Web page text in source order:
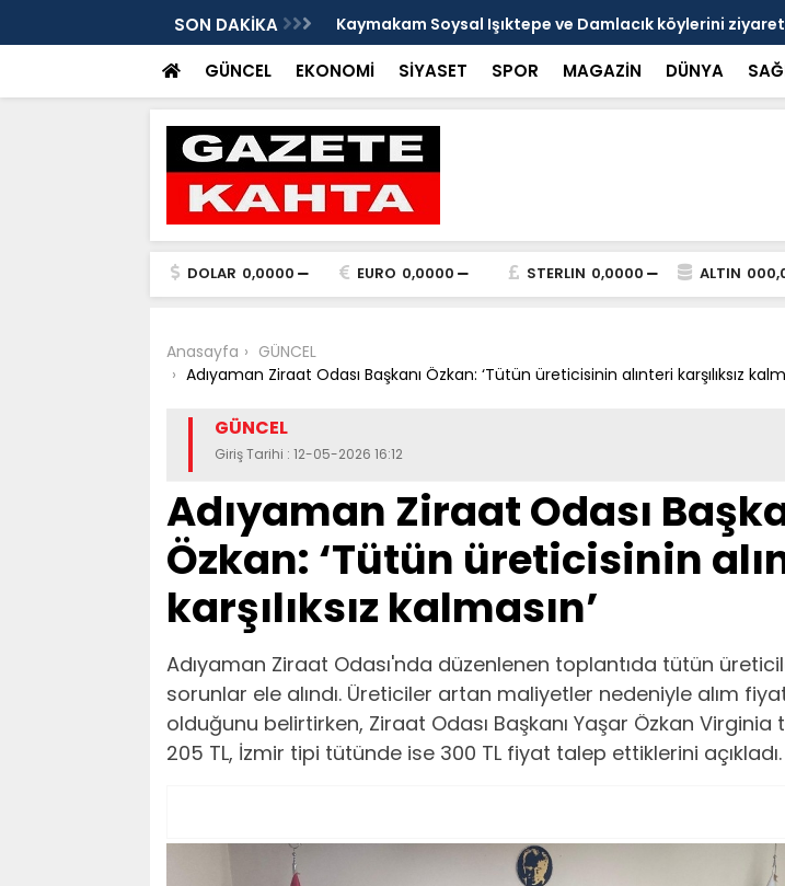
SON DAKİKA
Damlacık köylerini ziyaret etti Kaymakam Soysal gençlerle bir araya geldi
GÜNCEL EKONOMİ SİYASET SPOR MAGAZİN DÜNYA
DOLAR 0,0000 EURO 0,0000 STERLIN 0,0000 ALTIN
Anasayfa
GÜNCEL
Adıyaman Ziraat Odası Başkanı Özkan: ‘Tütün üreticisinin alınteri karşılıksız
GÜNCEL
Giriş Tarihi : 12-05-2026 16:12
Adıyaman Ziraat Odası
Özkan: ‘Tütün üreticisinin
karşılıksız kalmasın’
Adıyaman Ziraat Odası'nda düzenlenen toplantıda tütün
sorunlar ele alındı. Üreticiler artan maliyetler nedeniyle alım
olduğunu belirtirken, Ziraat Odası Başkanı Yaşar Özkan
205 TL, İzmir tipi tütünde ise 300 TL fiyat talep ettiklerini açıkladı.